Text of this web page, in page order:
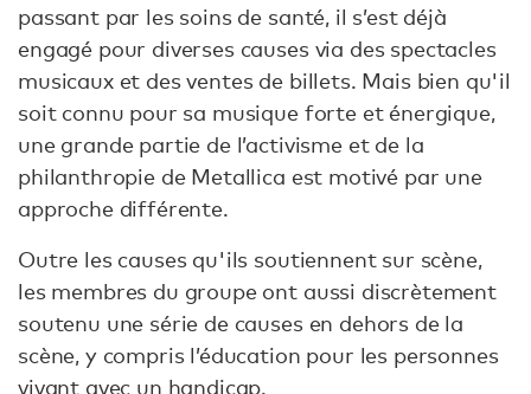
passant par les soins de santé, il s’est déjà
engagé pour diverses causes via des spectacles
musicaux et des ventes de billets. Mais bien qu'il
soit connu pour sa musique forte et énergique,
une grande partie de l’activisme et de la
philanthropie de Metallica est motivé par une
approche différente.
Outre les causes qu'ils soutiennent sur scène,
les membres du groupe ont aussi discrètement
soutenu une série de causes en dehors de la
scène, y compris l’éducation pour les personnes
vivant avec un handicap.